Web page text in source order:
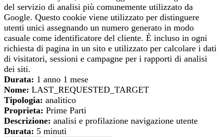
del servizio di analisi più comunemente utilizzato da
Google. Questo cookie viene utilizzato per distinguere
utenti unici assegnando un numero generato in modo
casuale come identificatore del cliente. È incluso in ogni
richiesta di pagina in un sito e utilizzato per calcolare i dati
di visitatori, sessioni e campagne per i rapporti di analisi
dei siti.
Durata: 1 anno 1 mese
Nome: LAST_REQUESTED_TARGET
Tipologia: analitico
Proprieta: Prime Parti
Descrizione: analisi e profilazione navigazione utente
Durata: 5 minuti